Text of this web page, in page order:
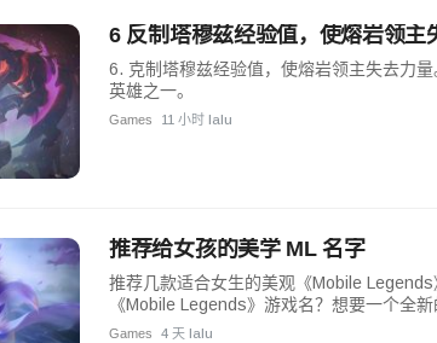
6 反制塔穆兹经验值，使熔岩领主
6. 克制塔穆兹经验值，使熔岩领主失去力
英雄之一。
Games 11 小时 lalu
推荐给女孩的美学 ML 名字
推荐几款适合女生的美观《Mobile
《Mobile Legends》游戏名？想要一个全新
Games 4 天 lalu